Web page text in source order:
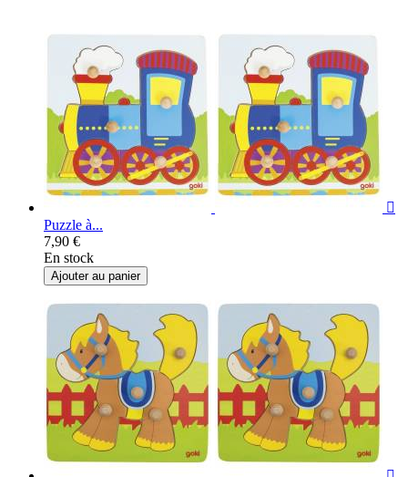

Puzzle à...
7,90 €
En stock
Ajouter au panier